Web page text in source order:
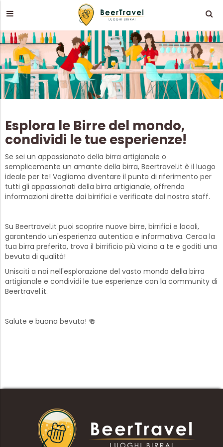
Esplora le Birre del mondo,
condividi le tue esperienze!
Se sei un appassionato della birra artigianale o
semplicemente un amante della birra, Beertravel.it è il luogo
ideale per te! Vogliamo diventare il punto di riferimento per
tutti gli appassionati della birra artigianale, offrendo
informazioni dirette dai birrifici e verificate dal nostro staff.
Su Beertravel.it puoi scoprire nuove birre, birrifici e locali,
garantendo un'esperienza autentica e informativa. Cerca la
tua birra preferita, trova il birrificio più vicino a te e goditi una
bevuta di qualità!
Unisciti a noi nell'esplorazione del vasto mondo della birra
artigianale e condividi le tue esperienze con la community di
Beertravel.it.
Salute e buona bevuta! 🍻